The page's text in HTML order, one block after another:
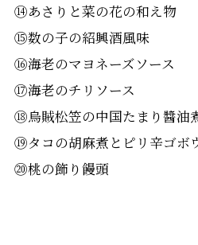
⑭あさりと菜の花の和え物
⑮数の子の紹興酒風味
⑯海老のマヨネーズソース
⑰海老のチリソース
⑱烏賊松笠の中国たまり醬油
⑲タコの胡麻煮とピリ辛ゴボ
⑳桃の飾り饅頭